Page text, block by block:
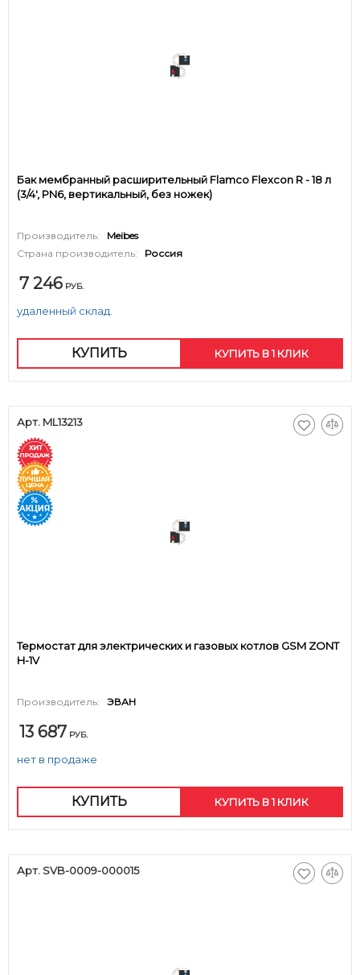
Бак мембранный расширительный Flamco Flexcon R - 18 л
(3/4', PN6, вертикальный, без ножек)
Производитель:
Meibes
Страна производитель:
Россия
7 246 РУБ.
удаленный склад.
КУПИТЬ КУПИТЬ В 1 КЛИК
Арт. ML13213
Термостат для электрических и газовых котлов GSM ZONT
H-1V
Производитель: ЭВАН
13 687 РУБ.
нет в продаже
КУПИТЬ КУПИТЬ В 1 КЛИК
Арт. SVB-0009-000015